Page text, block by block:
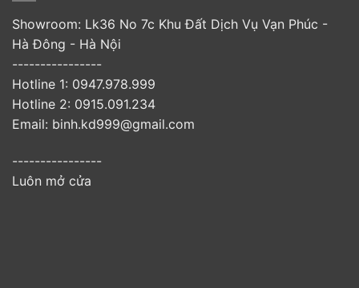
Showroom: Lk36 No 7c Khu Đất Dịch Vụ Vạn Phúc -
Hà Đông - Hà Nội
----------------
Hotline 1: 0947.978.999
Hotline 2: 0915.091.234
Email: binh.kd999@gmail.com
----------------
Luôn mở cửa